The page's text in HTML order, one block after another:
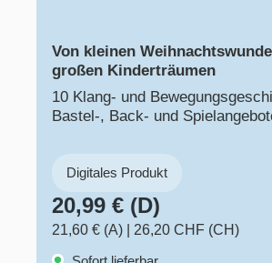
Von kleinen
großen Kinderträumen
10 Klang- und
Bastel-, Back- und
Digitales Produkt
20,99 € (D)
21,60 € (A)
26,20 CHF (CH)